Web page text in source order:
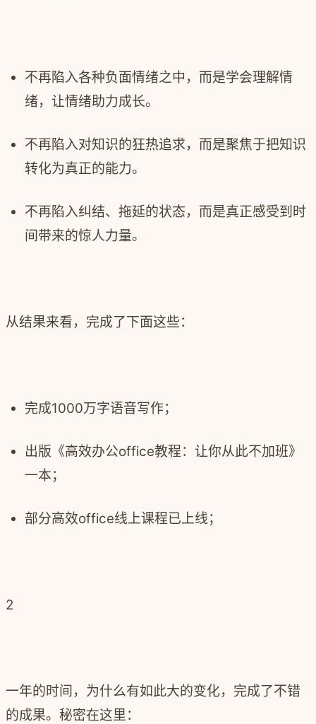
不再陷入各种负面情绪之中，而是学会理解情
绪，让情绪助力成长。
不再陷入对知识的狂热追求，而是聚焦于把知识
转化为真正的能力。
不再陷入纠结、拖延的状态，而是真正感受到时
间带来的惊人力量。
从结果来看，完成了下面这些：
完成1000万字语音写作；
出版《高效办公office教程：让你从此不加班》
一本；
部分高效office线上课程已上线；
2
一年的时间，为什么有如此大的变化，完成了不错
的成果。秘密在这里：